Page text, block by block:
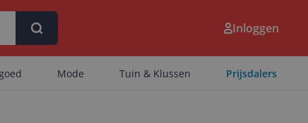
Inloggen
Mode Tuin & Klussen Prijsdalers